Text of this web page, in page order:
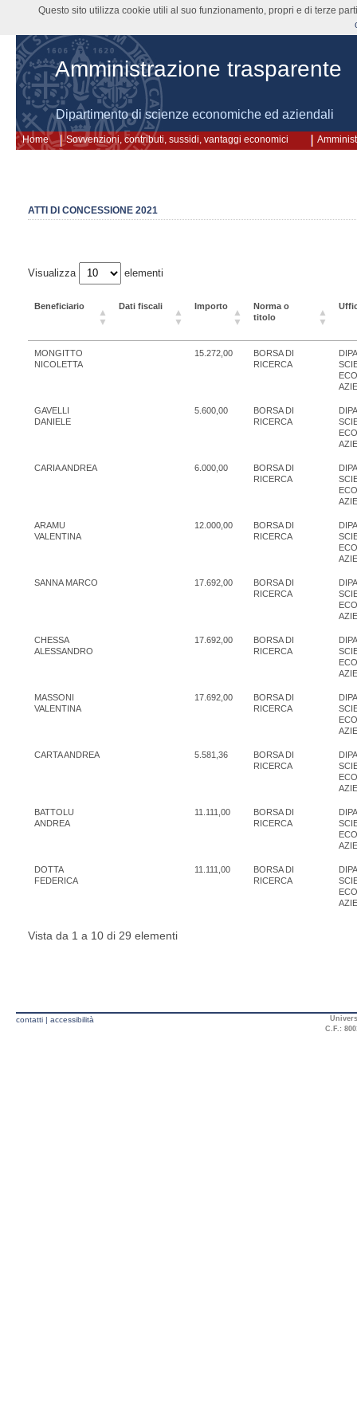
Amministrazione trasparente
Dipartimento di scienze economiche ed aziendali
Home Sovvenzioni, contributi, sussidi, vantaggi economici
ATTI DI CONCESSIONE 2021
Visualizza elementi
Beneficiario Dati fiscali Importo
Norma o
titolo
MONGITTO
NICOLETTA
15.272,00
BORSA DI
RICERCA
GAVELLI
DANIELE
5.600,00
BORSA DI
RICERCA
CARIA ANDREA 6.000,00
BORSA DI
RICERCA
ARAMU
VALENTINA
12.000,00
BORSA DI
RICERCA
SANNA MARCO 17.692,00
BORSA DI
RICERCA
CHESSA
ALESSANDRO
17.692,00
BORSA DI
RICERCA
MASSONI
VALENTINA
17.692,00
BORSA DI
RICERCA
CARTA ANDREA 5.581,36
BORSA DI
RICERCA
BATTOLU
ANDREA
11.111,00
BORSA DI
RICERCA
DOTTA
FEDERICA
11.111,00
BORSA DI
RICERCA
Vista da 1 a 10 di 29 elementi
contatti | accessibilità
C.F.:
Questo sito utilizza cookie utili al suo funzionamento, propri e di terze